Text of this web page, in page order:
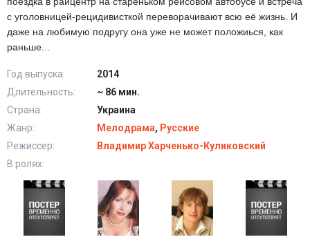
с уголовницей-рецидивисткой переворачивают всю её жизнь. И
даже на любимую подругу она уже не может положиься, как
раньше...
Год выпуска:
2014
Длительность:
~ 86 мин.
Страна:
Украина
Жанр:
Мелодрама, Русские
Режиссер:
Владимир Харченько-Куликовский
В ролях: